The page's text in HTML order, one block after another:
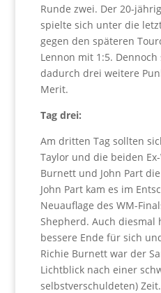
Runde zwei. Der 20-
spielte sich unter die
gegen den späteren
Lennon mit 1:5.
dadurch drei weitere
Merit.
Tag drei:
Am dritten Tag sollten
Taylor und die beiden
Burnett und John Part
John Part kam es im
Neuauflage des WM-
Shepherd. Auch diesmal
bessere Ende für sich
Richie Burnett war der
Lichtblick nach einer
selbstverschuldeten)